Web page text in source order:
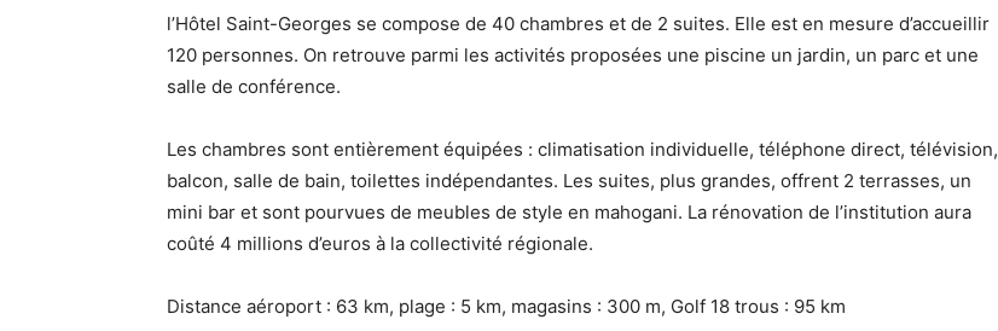
l’Hôtel Saint-Georges se compose de 40 chambres et de 2 suites. Elle est en mesure d’accueillir
120 personnes. On retrouve parmi les activités proposées une piscine un jardin, un parc et une
salle de conférence.
Les chambres sont entièrement équipées : climatisation individuelle, téléphone direct, télévision,
balcon, salle de bain, toilettes indépendantes. Les suites, plus grandes, offrent 2 terrasses, un
mini bar et sont pourvues de meubles de style en mahogani. La rénovation de l’institution aura
coûté 4 millions d’euros à la collectivité régionale.
Distance aéroport : 63 km, plage : 5 km, magasins : 300 m, Golf 18 trous : 95 km